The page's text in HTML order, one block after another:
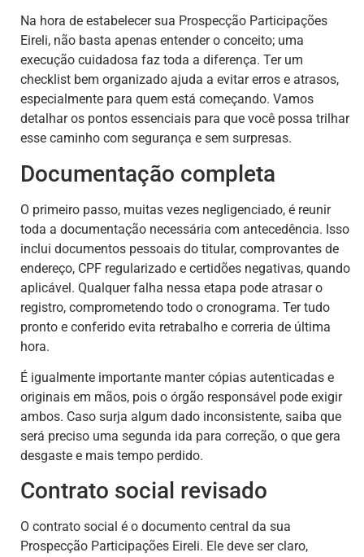
Na hora de estabelecer sua Prospecção Participações
Eireli, não basta apenas entender o conceito; uma
execução cuidadosa faz toda a diferença. Ter um
checklist bem organizado ajuda a evitar erros e atrasos,
especialmente para quem está começando. Vamos
detalhar os pontos essenciais para que você possa trilhar
esse caminho com segurança e sem surpresas.
Documentação completa
O primeiro passo, muitas vezes negligenciado, é reunir
toda a documentação necessária com antecedência. Isso
inclui documentos pessoais do titular, comprovantes de
endereço, CPF regularizado e certidões negativas, quando
aplicável. Qualquer falha nessa etapa pode atrasar o
registro, comprometendo todo o cronograma. Ter tudo
pronto e conferido evita retrabalho e correria de última
hora.
É igualmente importante manter cópias autenticadas e
originais em mãos, pois o órgão responsável pode exigir
ambos. Caso surja algum dado inconsistente, saiba que
será preciso uma segunda ida para correção, o que gera
desgaste e mais tempo perdido.
Contrato social revisado
O contrato social é o documento central da sua
Prospecção Participações Eireli. Ele deve ser claro,